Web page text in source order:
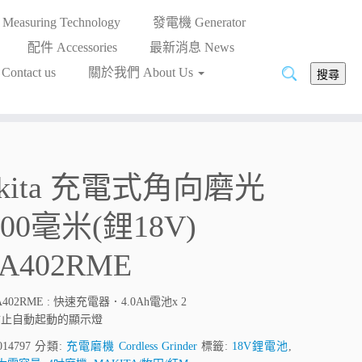
Technology
發電機 Generator
配件 Accessories
最新消息 News
us
關於我們 About Us
搜
搜尋
充電式角向磨光
毫米(鋰18V)
: 快速充電器．4.0Ah電池x 2
自動起動的顯示燈
分類: 充電磨機 Cordless Grinder 標籤: 18V鋰電池,